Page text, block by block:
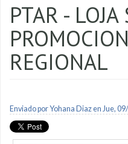
PTAR - LOJA
REGIONAL
Enviado porYohana Diazen Jue,